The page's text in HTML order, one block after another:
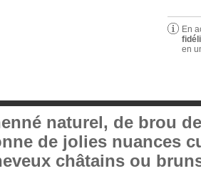
En
en
naturel, de brou
de jolies nuances
châtains ou